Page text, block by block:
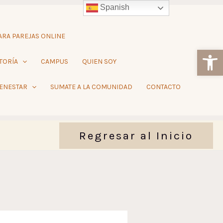
PAREJAS ONLINE
CAMPUS QUIEN SOY
SUMATE A LA COMUNIDAD CONTACTO
Regresar al Inicio
Spanish